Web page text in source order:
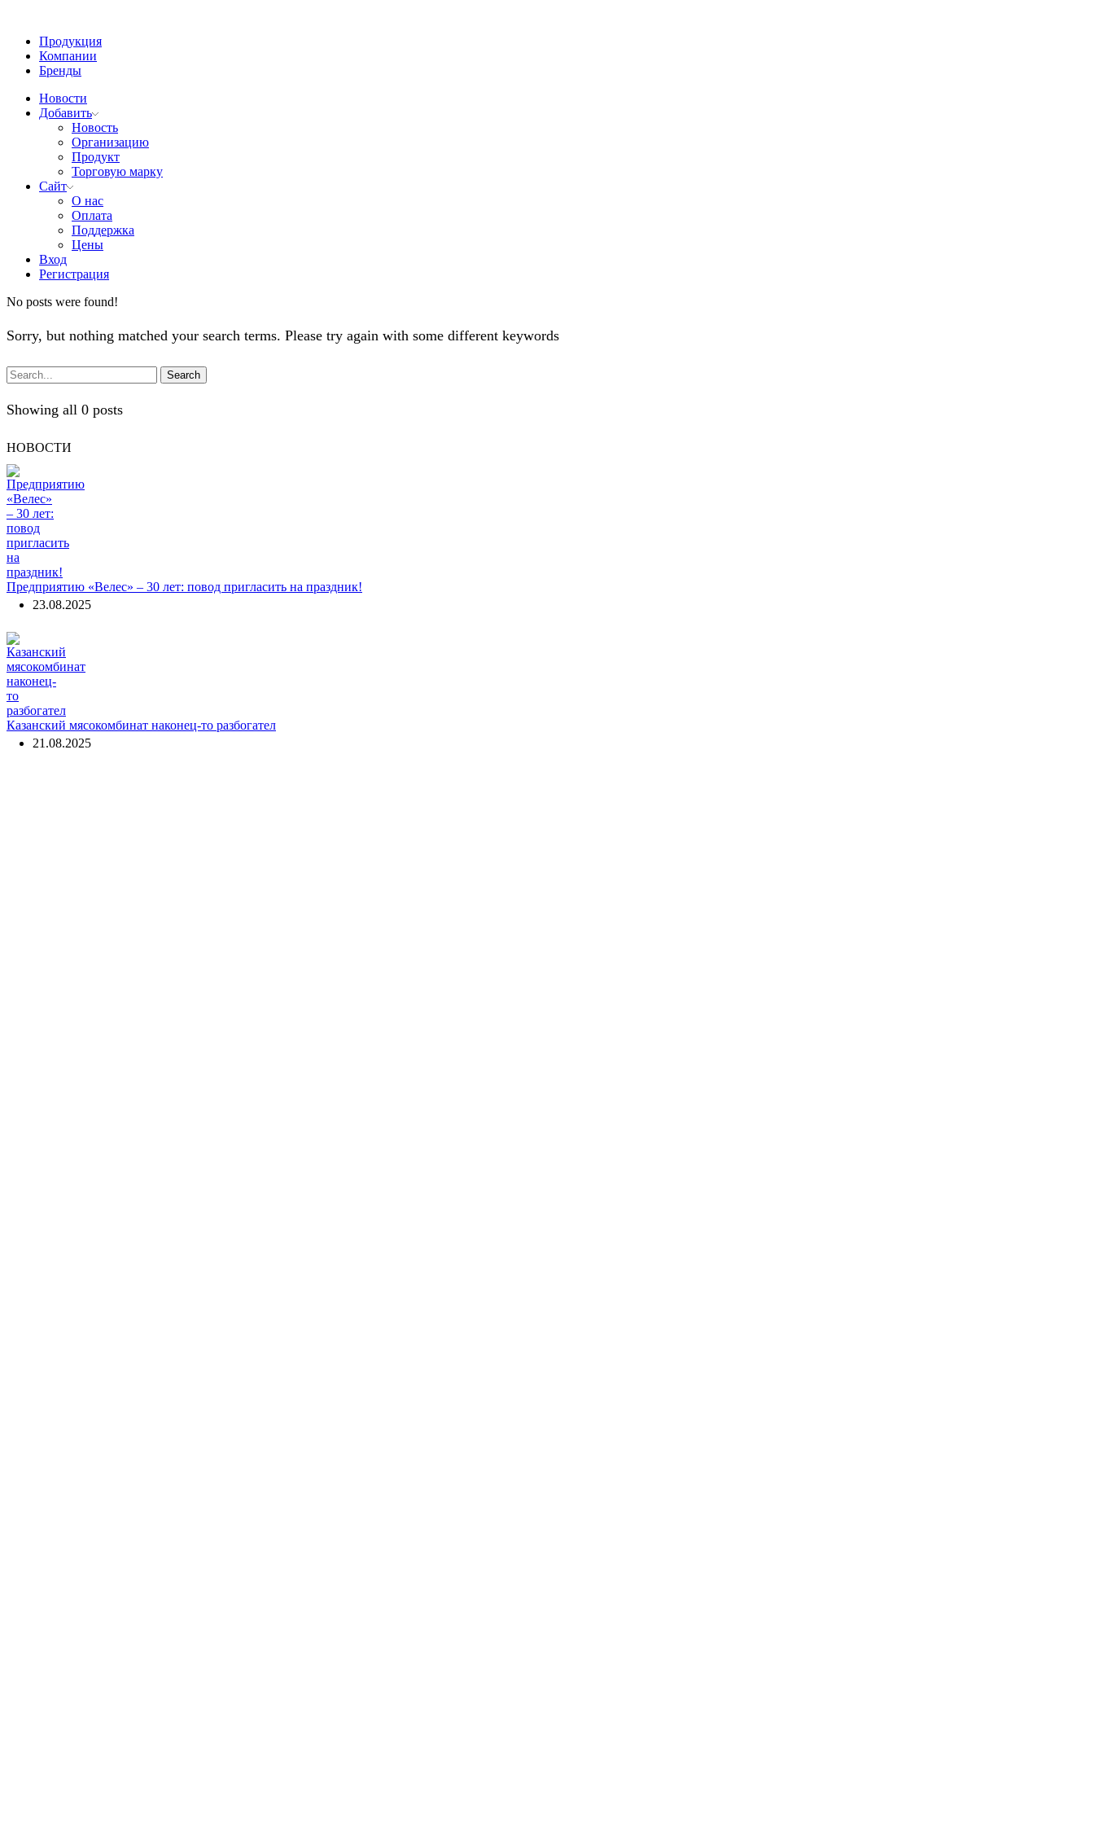
Продукция
Компании
Бренды
Новости
Добавить
Новость
Организацию
Продукт
Торговую марку
Сайт
О нас
Оплата
Поддержка
Цены
Вход
Регистрация
No posts were found!
Sorry, but nothing matched your search terms. Please try again with some different keywords
Search
Showing all 0 posts
НОВОСТИ
Предприятию «Велес» – 30 лет: повод пригласить на праздник!
23.08.2025
Казанский мясокомбинат наконец-то разбогател
21.08.2025